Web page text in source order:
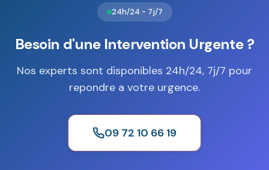
24h/24 - 7j/7
Besoin d'une Intervention Urgente ?
Nos experts sont disponibles 24h/24, 7j/7 pour
repondre a votre urgence.
09 72 10 66 19